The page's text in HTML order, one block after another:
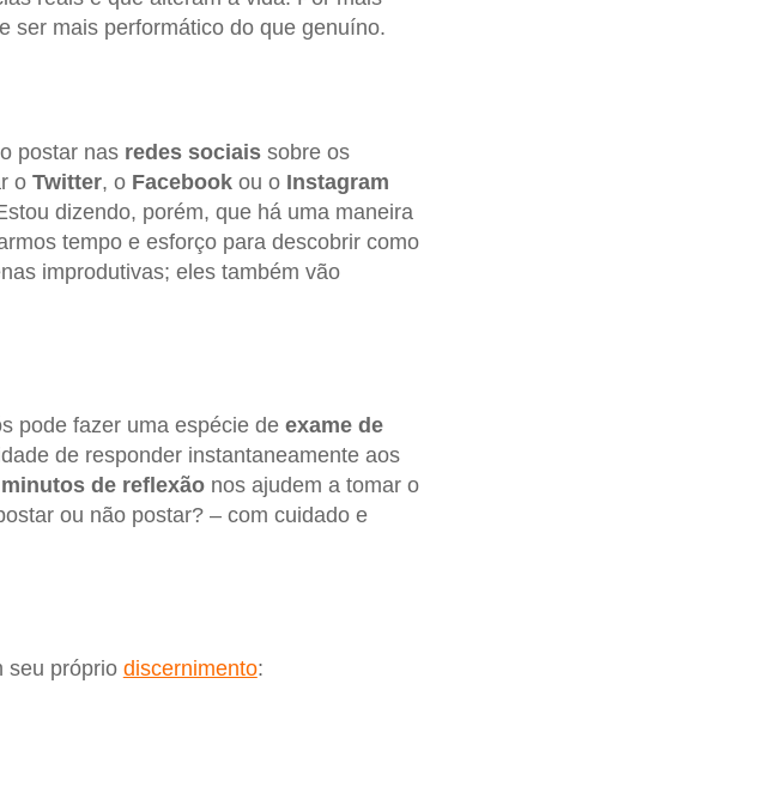
ser mais performático do que genuíno.
postar nas redes sociaissobre os
o Twitter, o Facebookou o Instagram
dizendo, porém, que há uma maneira
tempo e esforço para descobrir como
improdutivas; eles também vão
pode fazer uma espécie de exame de
de responder instantaneamente aos
minutos de reflexãonos ajudem a tomar o
ou não postar? – com cuidado e
seu próprio discernimento: